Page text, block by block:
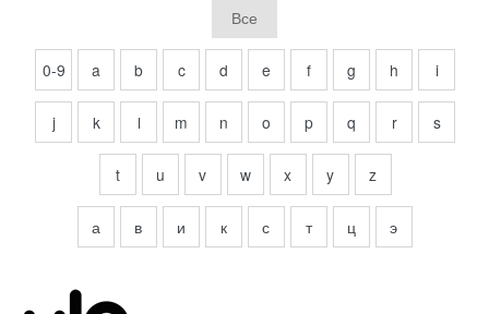
Все
0-9 a b c d e f g h i
j k l m n o p q r s
t u v w x y z
а в и к с т ц э